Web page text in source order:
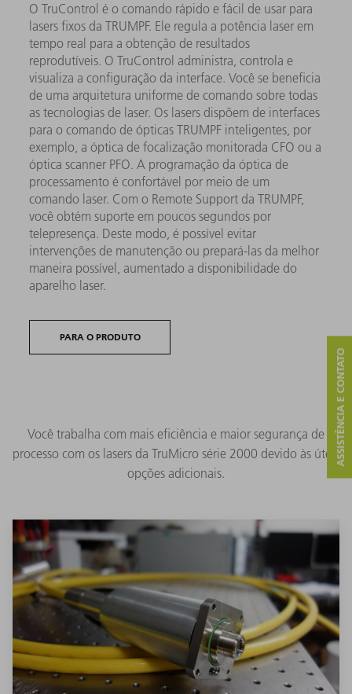
O TruControl é o comando rápido e fácil de usar para
lasers fixos da TRUMPF. Ele regula a potência laser em
tempo real para a obtenção de resultados
reprodutíveis. O TruControl administra, controla e
visualiza a configuração da interface. Você se beneficia
de uma arquitetura uniforme de comando sobre todas
as tecnologias de laser. Os lasers dispõem de interfaces
para o comando de ópticas TRUMPF inteligentes, por
exemplo, a óptica de focalização monitorada CFO ou a
óptica scanner PFO. A programação da óptica de
processamento é confortável por meio de um
comando laser. Com o Remote Support da TRUMPF,
você obtém suporte em poucos segundos por
telepresença. Deste modo, é possível evitar
intervenções de manutenção ou prepará-las da melhor
maneira possível, aumentado a disponibilidade do
aparelho laser.
PARA O PRODUTO
Você trabalha com mais eficiência e maior segurança de
processo com os lasers da TruMicro série 2000 devido às úteis
opções adicionais.
ASSISTÊNCIA E CONTATO